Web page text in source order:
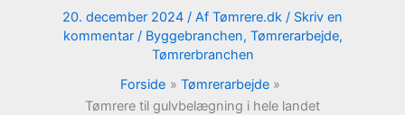
20. december 2024 / Af Tømrere.dk / Skriv en
kommentar / Byggebranchen, Tømrerarbejde,
Tømrerbranchen
Forside
Tømrerarbejde
Tømrere til gulvbelægning i hele landet